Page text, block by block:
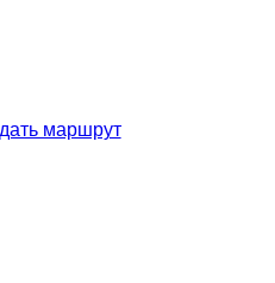
маршрут